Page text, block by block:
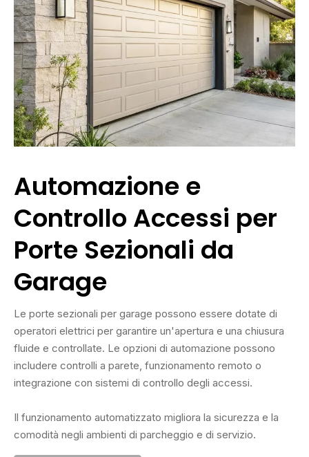
Automazione e
Controllo Accessi per
Porte Sezionali da
Garage
Le porte sezionali per garage possono essere dotate di
operatori elettrici per garantire un'apertura e una chiusura
fluide e controllate. Le opzioni di automazione possono
includere controlli a parete, funzionamento remoto o
integrazione con sistemi di controllo degli accessi.
Il funzionamento automatizzato migliora la sicurezza e la
comodità negli ambienti di parcheggio e di servizio.